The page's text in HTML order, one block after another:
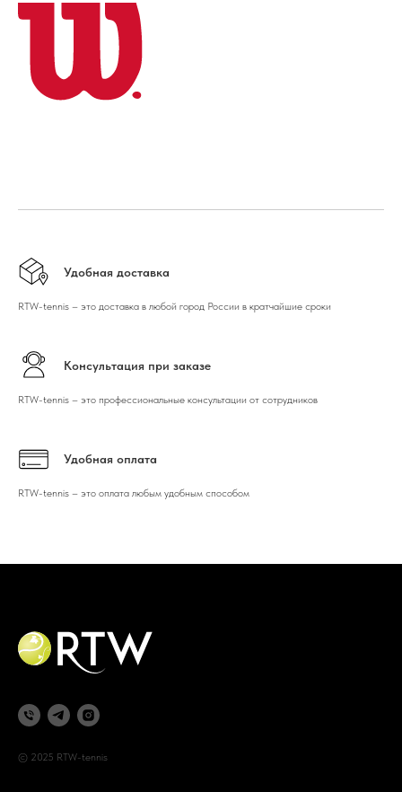
Удобная доставка
RTW-tennis – это доставка в любой город России в кратчайшие сроки
Консультация при заказе
RTW-tennis – это профессиональные консультации от сотрудников
Удобная оплата
RTW-tennis – это оплата любым удобным способом
© 2025 RTW-tennis